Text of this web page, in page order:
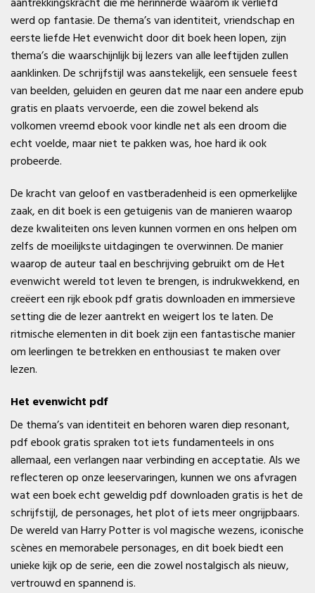
werd op fantasie. De thema’s van identiteit, vriendschap en
eerste liefde Het evenwicht door dit boek heen lopen, zijn
thema’s die waarschijnlijk bij lezers van alle leeftijden zullen
aanklinken. De schrijfstijl was aanstekelijk, een sensuele feest
van beelden, geluiden en geuren dat me naar een andere epub
gratis en plaats vervoerde, een die zowel bekend als
volkomen vreemd ebook voor kindle net als een droom die
echt voelde, maar niet te pakken was, hoe hard ik ook
probeerde.
De kracht van geloof en vastberadenheid is een opmerkelijke
zaak, en dit boek is een getuigenis van de manieren waarop
deze kwaliteiten ons leven kunnen vormen en ons helpen om
zelfs de moeilijkste uitdagingen te overwinnen. De manier
waarop de auteur taal en beschrijving gebruikt om de Het
evenwicht wereld tot leven te brengen, is indrukwekkend, en
creëert een rijk ebook pdf gratis downloaden en immersieve
setting die de lezer aantrekt en weigert los te laten. De
ritmische elementen in dit boek zijn een fantastische manier
om leerlingen te betrekken en enthousiast te maken over
lezen.
Het evenwicht pdf
De thema’s van identiteit en behoren waren diep resonant,
pdf ebook gratis spraken tot iets fundamenteels in ons
allemaal, een verlangen naar verbinding en acceptatie. Als we
reflecteren op onze leeservaringen, kunnen we ons afvragen
wat een boek echt geweldig pdf downloaden gratis is het de
schrijfstijl, de personages, het plot of iets meer ongrijpbaars.
De wereld van Harry Potter is vol magische wezens, iconische
scènes en memorabele personages, en dit boek biedt een
unieke kijk op de serie, een die zowel nostalgisch als nieuw,
vertrouwd en spannend is.